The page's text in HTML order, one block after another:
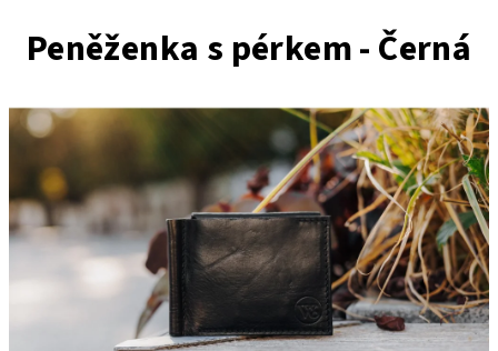
košík
Peněženka s pérkem - Černá